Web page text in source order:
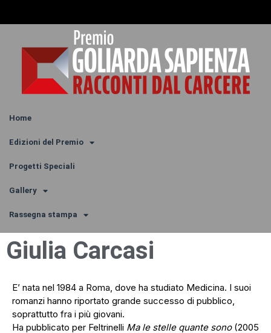
Home
Edizioni del Premio
Progetti Speciali
Gallery
Rassegna stampa
Giulia Carcasi
E’ nata nel 1984 a Roma, dove ha studiato Medicina. I suoi
romanzi hanno riportato grande successo di pubblico,
soprattutto fra i più giovani.
Ha pubblicato per Feltrinelli Ma le stelle quante sono(2005